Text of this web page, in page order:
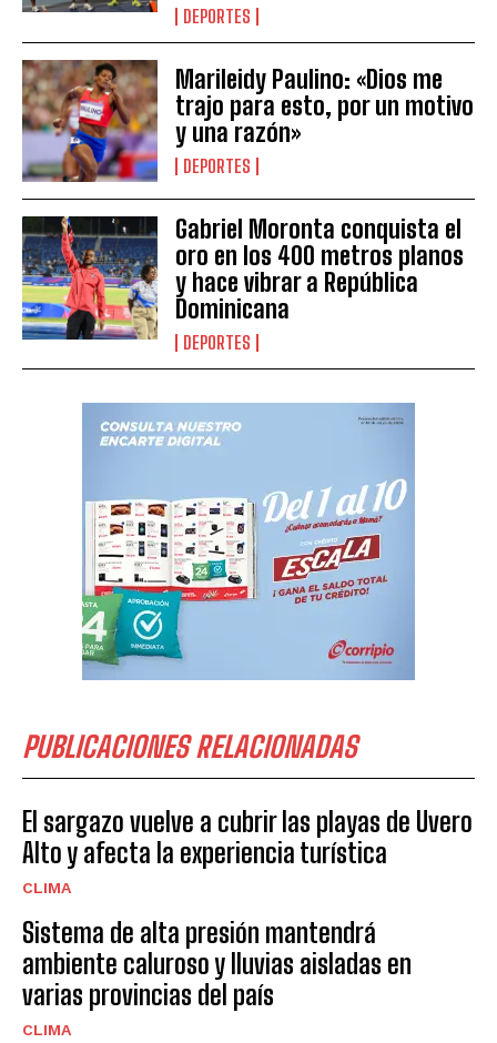
DEPORTES
Marileidy Paulino: «Dios me
trajo para esto, por un motivo
y una razón»
DEPORTES
Gabriel Moronta conquista el
oro en los 400 metros planos
y hace vibrar a República
Dominicana
DEPORTES
PUBLICACIONES RELACIONADAS
El sargazo vuelve a cubrir las playas de Uvero
Alto y afecta la experiencia turística
CLIMA
Sistema de alta presión mantendrá
ambiente caluroso y lluvias aisladas en
varias provincias del país
CLIMA